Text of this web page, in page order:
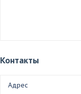
Контакты